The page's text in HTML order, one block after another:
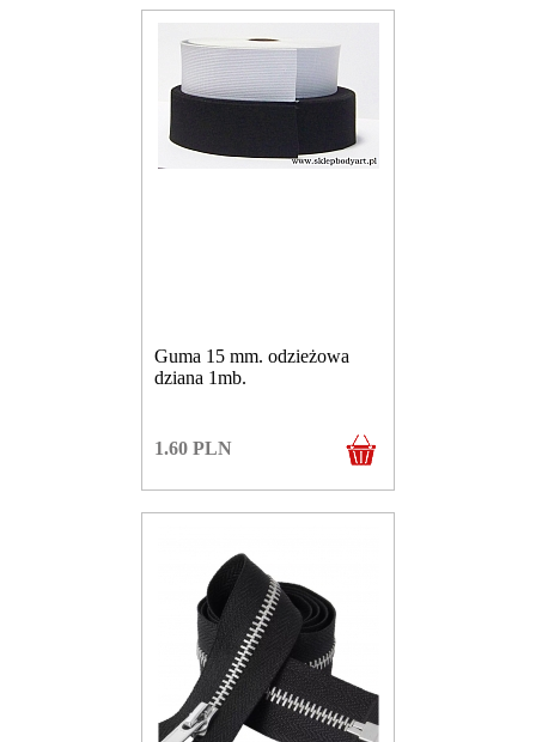
Guma 15 mm. odzieżowa
dziana 1mb.
1.60 PLN